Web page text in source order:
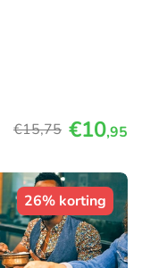
€15,75 €10,95
26% korting